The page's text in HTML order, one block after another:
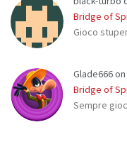
Bridge of
Gioco
Glade666on
Bridge of
Sempre